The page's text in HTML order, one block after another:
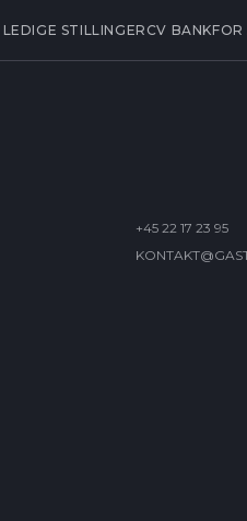
LEDIGE STILLINGER CV BANKFOR
+45 22 17 23 95